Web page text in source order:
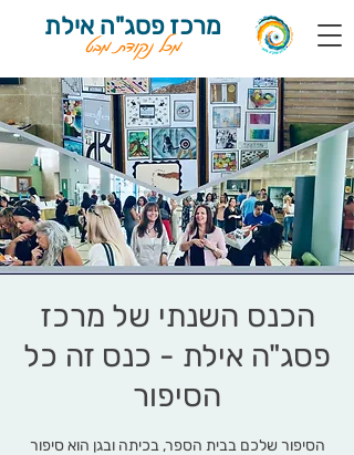
מרכז פסג"ה אילת
מכל נקודת מבט
הכנס השנתי של מרכז
פסג"ה אילת - כנס זה כל
הסיפור
הסיפור שלכם בבית הספר, בכיתה ובגן הוא סיפור